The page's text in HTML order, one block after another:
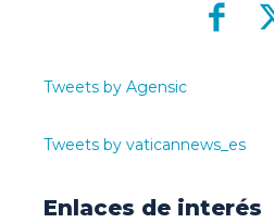
Tweets by Agensic
Tweets by vaticannews_es
Enlaces de interés